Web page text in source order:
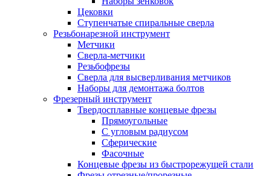
Цековки
Ступенчатые спиральные сверла
Резьбонарезной инструмент
Метчики
Сверла-метчики
Резьбофрезы
Сверла для высверливания метчиков
Наборы для демонтажа болтов
Фрезерный инструмент
Твердосплавные концевые фрезы
Прямоугольные
С угловым радиусом
Сферические
Фасочные
Концевые фрезы из быстрорежущей стали